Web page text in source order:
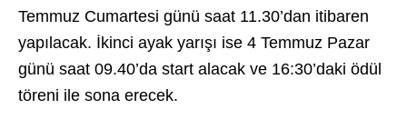
Temmuz Cumartesi günü saat 11.30’dan itibaren
yapılacak. İkinci ayak yarışı ise 4 Temmuz Pazar
günü saat 09.40’da start alacak ve 16:30’daki ödül
töreni ile sona erecek.